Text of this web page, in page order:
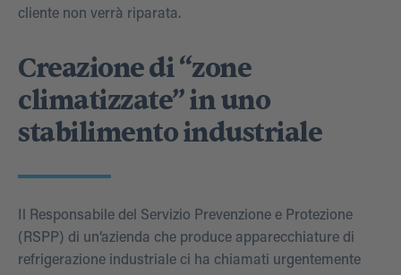
cliente non verrà riparata.
Creazione di “zone
climatizzate” in uno
stabilimento industriale
Il Responsabile del Servizio Prevenzione e Protezione
(RSPP) di un’azienda che produce apparecchiature di
refrigerazione industriale ci ha chiamati urgentemente